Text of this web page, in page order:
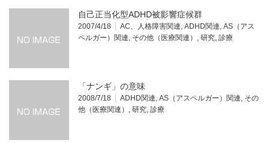
自己正当化型ADHD被影響症候群
2007/4/18 AC、人格障害関連, ADHD関連, AS（アス
ペルガー）関連, その他（医療関連） , 研究, 診療
「ナンギ」の意味
2008/7/18 ADHD関連, AS（アスペルガー）関連, その
他（医療関連） , 研究, 診療